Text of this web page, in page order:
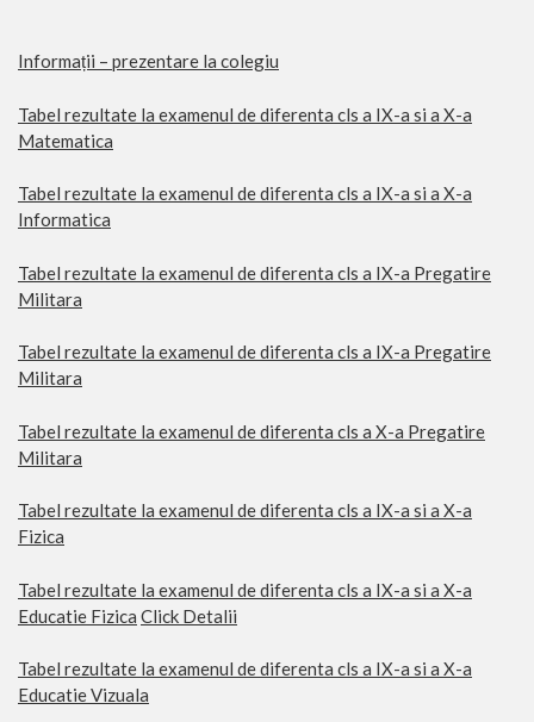
Informații – prezentare la colegiu
Tabel rezultate la examenul de diferenta cls a IX-a si a X-a
Matematica
Tabel rezultate la examenul de diferenta cls a IX-a si a X-a
Informatica
Tabel rezultate la examenul de diferenta cls a IX-a Pregatire
Militara
Tabel rezultate la examenul de diferenta cls a IX-a Pregatire
Militara
Tabel rezultate la examenul de diferenta cls a X-a Pregatire
Militara
Tabel rezultate la examenul de diferenta cls a IX-a si a X-a
Fizica
Tabel rezultate la examenul de diferenta cls a IX-a si a X-a
Educatie Fizica Click Detalii
Tabel rezultate la examenul de diferenta cls a IX-a si a X-a
Educatie Vizuala